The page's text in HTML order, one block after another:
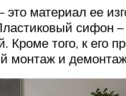
материал ее
сифон
Кроме того, к его
монтаж и